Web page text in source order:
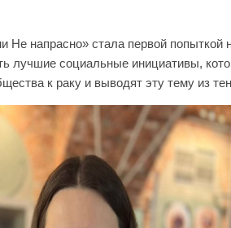
Не напрасно» стала первой попыткой
лучшие социальные инициативы,
к раку и выводят эту тему из